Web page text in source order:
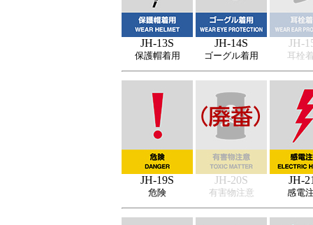
JH-13S
保護帽着用
JH-14S
ゴーグル着用
JH-
耳栓
JH-19S
危険
JH-20S
有害物注意
JH-
感電